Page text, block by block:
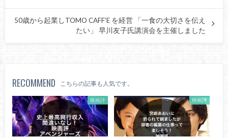
50歳から起業しTOMO CAFF’E を経営 「一食の大切さを伝え
たい」 早川友子氏講演会を主催しました
RECOMMEND こちらの記事も人気です。
映画評 映画評